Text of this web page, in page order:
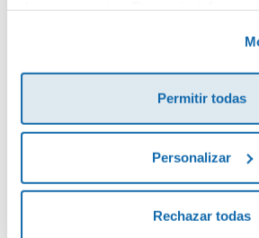
Permitir todas
Personalizar
Rechazar todas
Envía tu opinión